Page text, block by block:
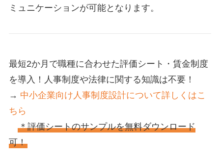
ミュニケーションが可能となります。
最短2か月で職種に合わせた評価シート・賃金制度
を導入！人事制度や法律に関する知識は不要！
→ 中小企業向け人事制度設計について詳しくはこ
ちら
＊評価シートのサンプルを無料ダウンロード
可！